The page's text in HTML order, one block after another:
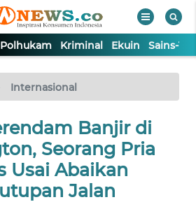
Polhukam Kriminal Ekuin Sains-
Internasional
Banjir di
Seorang Pria
Usai Abaikan
Jalan